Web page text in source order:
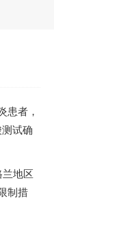
患者，
试确
地区
制措